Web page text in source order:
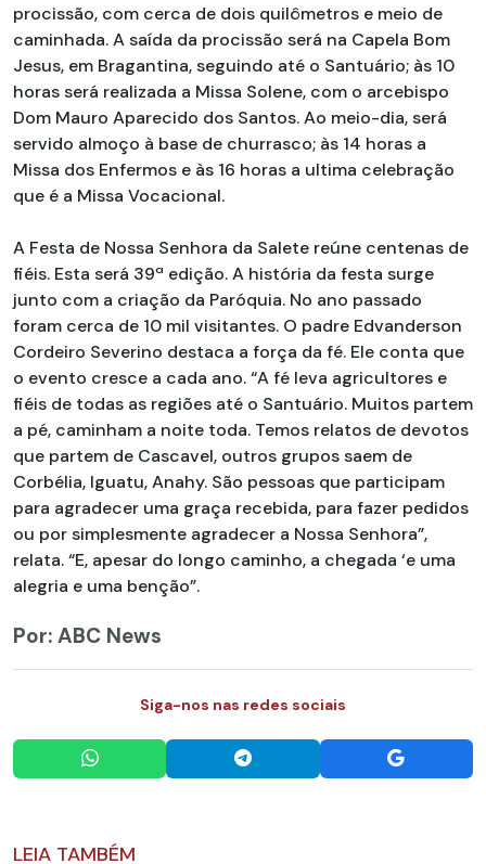
procissão, com cerca de dois quilômetros e meio de
caminhada. A saída da procissão será na Capela Bom
Jesus, em Bragantina, seguindo até o Santuário; às 10
horas será realizada a Missa Solene, com o arcebispo
Dom Mauro Aparecido dos Santos. Ao meio-dia, será
servido almoço à base de churrasco; às 14 horas a
Missa dos Enfermos e às 16 horas a ultima celebração
que é a Missa Vocacional.
A Festa de Nossa Senhora da Salete reúne centenas de
fiéis. Esta será 39ª edição. A história da festa surge
junto com a criação da Paróquia. No ano passado
foram cerca de 10 mil visitantes. O padre Edvanderson
Cordeiro Severino destaca a força da fé. Ele conta que
o evento cresce a cada ano. “A fé leva agricultores e
fiéis de todas as regiões até o Santuário. Muitos partem
a pé, caminham a noite toda. Temos relatos de devotos
que partem de Cascavel, outros grupos saem de
Corbélia, Iguatu, Anahy. São pessoas que participam
para agradecer uma graça recebida, para fazer pedidos
ou por simplesmente agradecer a Nossa Senhora”,
relata. “E, apesar do longo caminho, a chegada ‘e uma
alegria e uma benção”.
Por: ABC News
Siga-nos nas redes sociais
LEIA TAMBÉM